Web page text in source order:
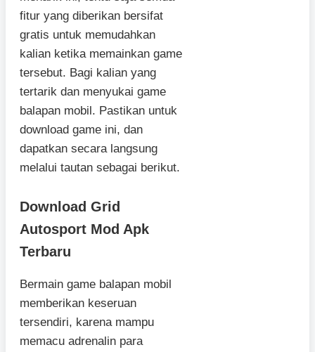
fitur yang diberikan bersifat
gratis untuk memudahkan
kalian ketika memainkan game
tersebut. Bagi kalian yang
tertarik dan menyukai game
balapan mobil. Pastikan untuk
download game ini, dan
dapatkan secara langsung
melalui tautan sebagai berikut.
Download Grid
Autosport Mod Apk
Terbaru
Bermain game balapan mobil
memberikan keseruan
tersendiri, karena mampu
memacu adrenalin para